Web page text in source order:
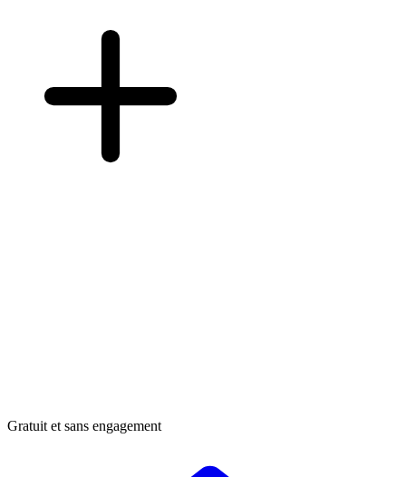
Gratuit et sans engagement